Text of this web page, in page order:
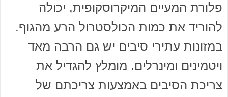
פלורת המעיים המיקרוסקופית, יכולה
להוריד את כמות הכולסטרול הרע מהגוף.
במזונות עתירי סיבים יש גם הרבה מאד
ויטמינים ומינרלים. מומלץ להגדיל את
צריכת הסיבים באמצעות צריכתם של